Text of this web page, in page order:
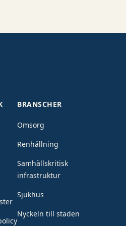
BRANSCHER
Omsorg
Renhållning
Samhällskritisk
infrastruktur
Sjukhus
Nyckeln till staden